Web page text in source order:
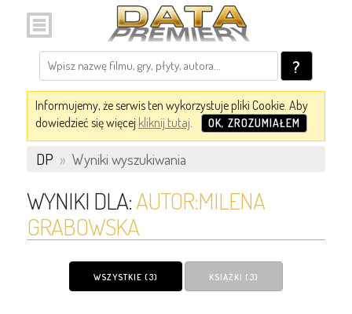
?
Informujemy, że serwis ten wykorzystuje pliki Cookie. Aby
dowiedzieć się więcej kliknij tutaj. OK, ZROZUMIAŁEM
DP » Wyniki wyszukiwania
WYNIKI DLA:AUTOR:MILENA
GRABOWSKA
WSZYSTKIE (3) KSIĄŻKI (3)